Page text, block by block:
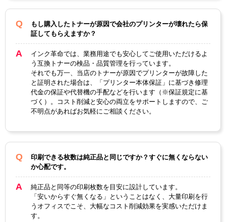
もし購入したトナーが原因で会社のプリンターが壊れたら保
証してもらえますか？
インク革命では、業務用途でも安心してご使用いただけるよ
う互換トナーの検品・品質管理を行っています。
それでも万一、当店のトナーが原因でプリンターが故障した
と証明された場合は、「プリンター本体保証」に基づき修理
代金の保証や代替機の手配などを行います（※保証規定に基
づく）。コスト削減と安心の両立をサポートしますので、ご
不明点があればお気軽にご相談ください。
印刷できる枚数は純正品と同じですか？すぐに無くならない
か心配です。
純正品と同等の印刷枚数を目安に設計しています。
「安いからすぐ無くなる」ということはなく、大量印刷を行
うオフィスでこそ、大幅なコスト削減効果を実感いただけま
す。